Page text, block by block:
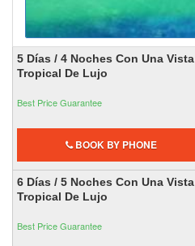
5 Días / 4 Noches Con Una Vista
Tropical De Lujo
Best Price Guarantee
BOOK BY PHONE
6 Días / 5 Noches Con Una Vista
Tropical De Lujo
Best Price Guarantee